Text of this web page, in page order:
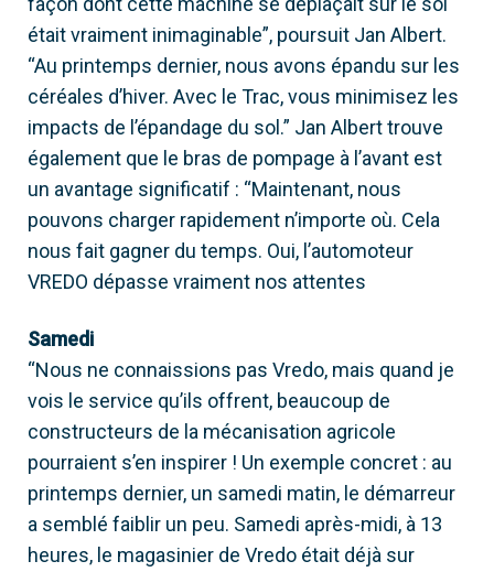
était vraiment inimaginable”, poursuit Jan Albert.
“Au printemps dernier, nous avons épandu sur les
céréales d’hiver. Avec le Trac, vous minimisez les
impacts de l’épandage du sol.” Jan Albert trouve
également que le bras de pompage à l’avant est
un avantage significatif : “Maintenant, nous
pouvons charger rapidement n’importe où. Cela
nous fait gagner du temps. Oui, l’automoteur
VREDO dépasse vraiment nos attentes
Samedi
“Nous ne connaissions pas Vredo, mais quand je
vois le service qu’ils offrent, beaucoup de
constructeurs de la mécanisation agricole
pourraient s’en inspirer ! Un exemple concret : au
printemps dernier, un samedi matin, le démarreur
a semblé faiblir un peu. Samedi après-midi, à 13
heures, le magasinier de Vredo était déjà sur